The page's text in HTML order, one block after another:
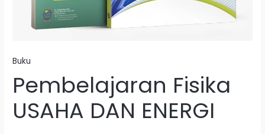
Buku
Pembelajaran Fisika
USAHA DAN ENERGI